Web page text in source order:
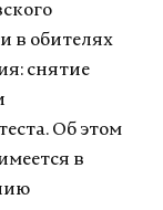
в обителях
снятие
Об этом
в